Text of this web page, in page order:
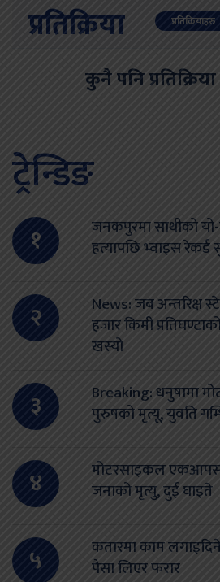
प्रतिक्रिया प्रतिक्रियाहरु
कुनै पनि
ट्रेन्डिङ
१
जनकपुरमा साथीको
हत्यापछि भ्वाइस रेकर्ड
२
News: जब अन्तरिक्ष
हजार किमी
खस्यो
३
Breaking: धनुषामा
पुरुषको मृत्यू, युवति
४
मोटरसाइकल
जनाको मृत्यु, दुई घाइते
५
कतारमा काम
पैसा लिएर फरार